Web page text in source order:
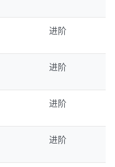
进阶
进阶
进阶
进阶